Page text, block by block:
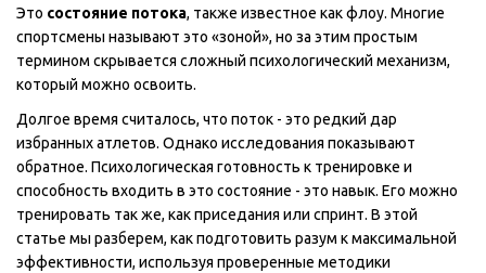
Это состояние потока, также известное как флоу. Многие
спортсмены называют это «зоной», но за этим простым
термином скрывается сложный психологический механизм,
который можно освоить.
Долгое время считалось, что поток - это редкий дар
избранных атлетов. Однако исследования показывают
обратное. Психологическая готовность к тренировке и
способность входить в это состояние - это навык. Его можно
тренировать так же, как приседания или спринт. В этой
статье мы разберем, как подготовить разум к максимальной
эффективности, используя проверенные методики